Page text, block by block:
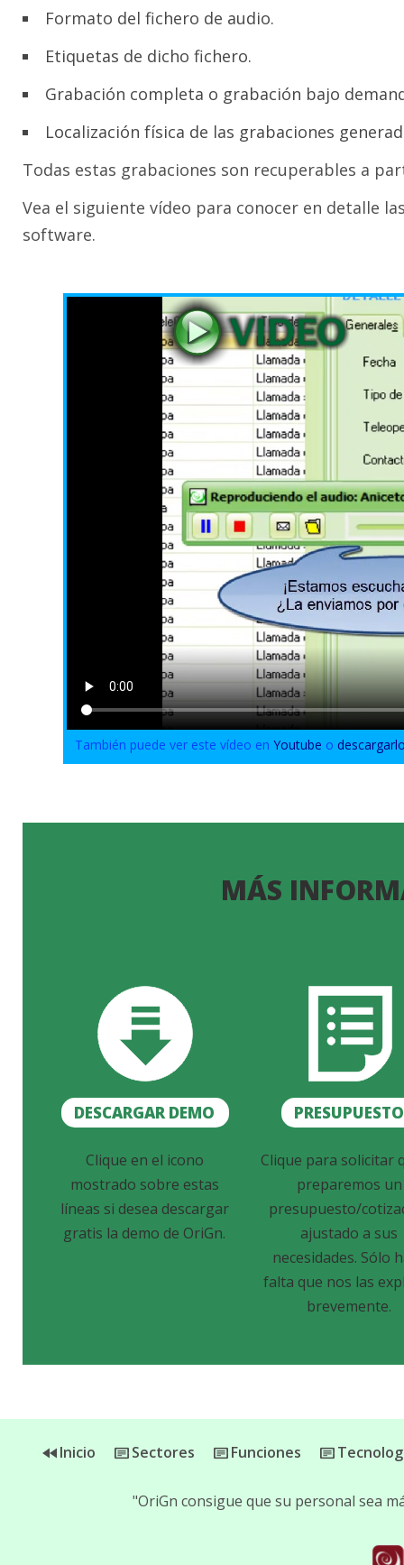
Formato del fichero de audio.
Etiquetas de dicho fichero.
Grabación completa o grabación bajo
Localización física de las grabaciones
Todas estas grabaciones son recuperables a
Vea el siguiente vídeo para conocer en detalle
software.
También puede ver este vídeo enYoutube o
MÁS
DESCARGAR DEMO PRESUPUESTO
Clique en el icono
mostrado sobre estas
líneas si desea descargar
gratis la demo de OriGn.
Clique para solicitar
preparemos un
presupuesto/
ajustado a sus
necesidades. Sólo
falta que nos las
brevemente.
Inicio Sectores Funciones
"OriGn consigue que su personal sea